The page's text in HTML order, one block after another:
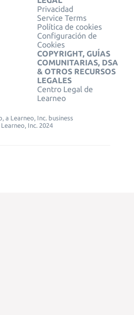
Privacidad
Service Terms
Política de cookies
Configuración de
Cookies
COPYRIGHT, GUÍAS
COMUNITARIAS, DSA
& OTROS RECURSOS
LEGALES
Centro Legal de
Learneo
a Learneo, Inc. business
Inc. 2024